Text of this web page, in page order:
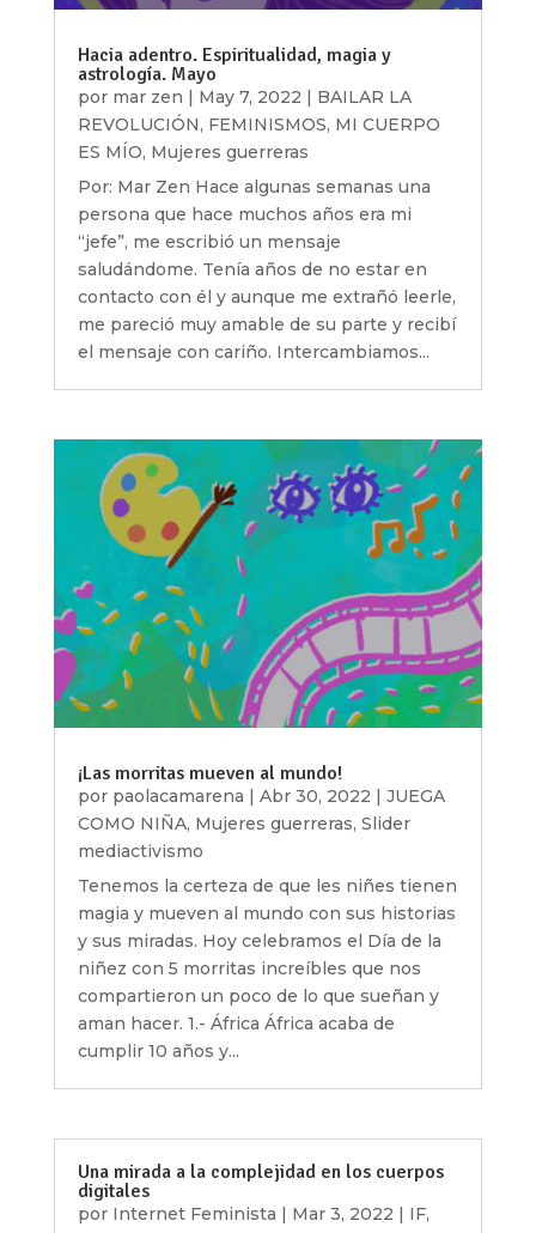
Hacia adentro. Espiritualidad, magia y
astrología. Mayo
por mar zen | May 7, 2022 | BAILAR LA
REVOLUCIÓN, FEMINISMOS, MI CUERPO
ES MÍO, Mujeres guerreras
Por: Mar Zen Hace algunas semanas una
persona que hace muchos años era mi
“jefe”, me escribió un mensaje
saludándome. Tenía años de no estar en
contacto con él y aunque me extrañó leerle,
me pareció muy amable de su parte y recibí
el mensaje con cariño. Intercambiamos...
¡Las morritas mueven al mundo!
por paolacamarena | Abr 30, 2022 | JUEGA
COMO NIÑA, Mujeres guerreras, Slider
mediactivismo
Tenemos la certeza de que les niñes tienen
magia y mueven al mundo con sus historias
y sus miradas. Hoy celebramos el Día de la
niñez con 5 morritas increíbles que nos
compartieron un poco de lo que sueñan y
aman hacer. 1.- África África acaba de
cumplir 10 años y...
Una mirada a la complejidad en los cuerpos
digitales
por Internet Feminista | Mar 3, 2022 | IF,